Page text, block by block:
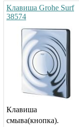
Клавиша Grohe Surf
38574
Клавиша
смыва(кнопка).